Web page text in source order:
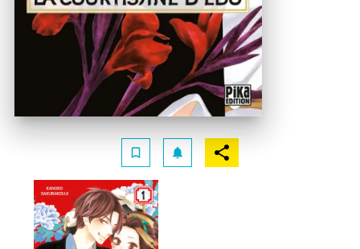
bookmark_border notifications